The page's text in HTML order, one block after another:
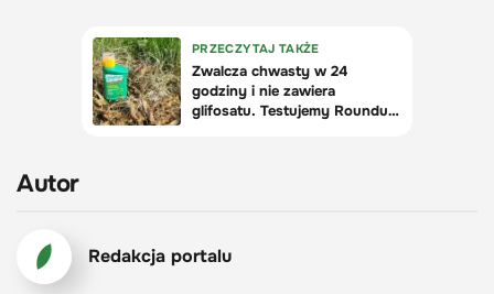
Autor
Redakcja portalu